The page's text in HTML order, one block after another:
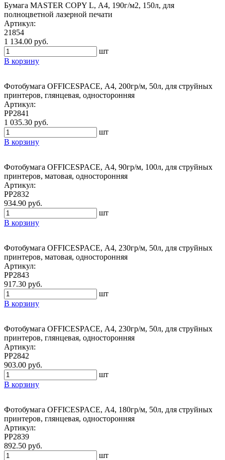
Бумага MASTER COPY L, А4, 190г/м2, 150л, для
полноцветной лазерной печати
Артикул:
21854
1 134.00 руб.
шт
В корзину
Фотобумага OFFICESPACE, А4, 200гр/м, 50л, для струйных
принтеров, глянцевая, односторонняя
Артикул:
PP2841
1 035.30 руб.
шт
В корзину
Фотобумага OFFICESPACE, А4, 90гр/м, 100л, для струйных
принтеров, матовая, односторонняя
Артикул:
PP2832
934.90 руб.
шт
В корзину
Фотобумага OFFICESPACE, А4, 230гр/м, 50л, для струйных
принтеров, матовая, односторонняя
Артикул:
PP2843
917.30 руб.
шт
В корзину
Фотобумага OFFICESPACE, А4, 230гр/м, 50л, для струйных
принтеров, глянцевая, односторонняя
Артикул:
PP2842
903.00 руб.
шт
В корзину
Фотобумага OFFICESPACE, А4, 180гр/м, 50л, для струйных
принтеров, глянцевая, односторонняя
Артикул:
PP2839
892.50 руб.
шт